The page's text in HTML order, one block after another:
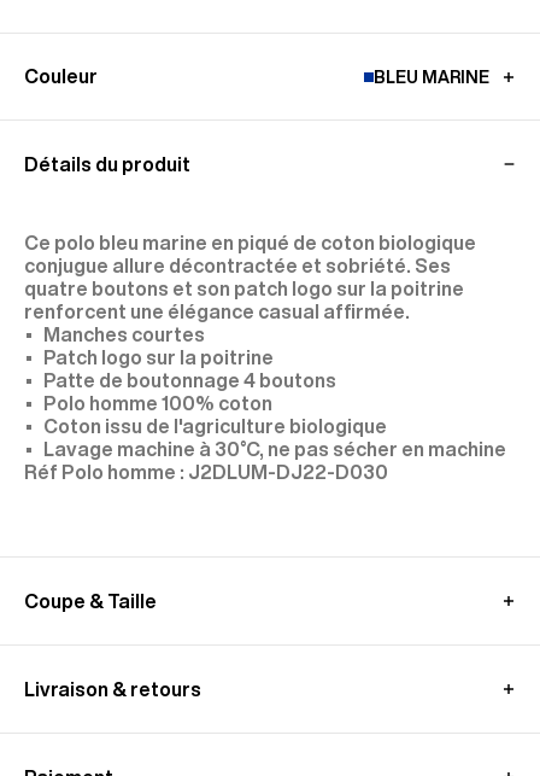
Couleur BLEU MARINE
Détails du produit
Ce polo bleu marine en piqué de coton biologique
conjugue allure décontractée et sobriété. Ses
quatre boutons et son patch logo sur la poitrine
renforcent une élégance casual affirmée.
Manches courtes
Patch logo sur la poitrine
Patte de boutonnage 4 boutons
Polo homme 100% coton
Coton issu de l'agriculture biologique
Lavage machine à 30°C, ne pas sécher en machine
J2DLUM-DJ22-D030
Coupe & Taille
Entre deux tailles, nous vous recommandons de
prendre la taille en dessous.
Livraison & retours
Livraison standard offerte - sous 3-8 jours ouvrés